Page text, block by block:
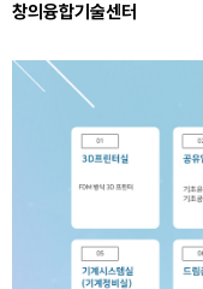
창의융합기술센터